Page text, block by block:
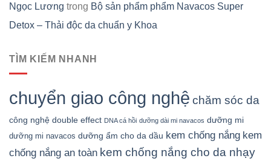
Ngọc Lương trong Bộ sản phẩm phẩm Navacos Super
Detox – Thải độc da chuẩn y Khoa
TÌM KIẾM NHANH
chuyển giao công nghệ chăm sóc da
công nghệ double effect DNA cá hồi dưỡng dài mi navacos dưỡng mi
dưỡng mi navacos dưỡng ẩm cho da dầu kem chống nắng kem
chống nắng an toàn kem chống nắng cho da nhạy